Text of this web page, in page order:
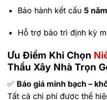
Bảo hành kết cấu 5 năm
Hỗ trợ bảo trì định kỳ
Ưu Điểm Khi Chọn
Thầu Xây Nhà Trọn
✅ Báo giá minh bạch –
Tất cả chi phí được thể